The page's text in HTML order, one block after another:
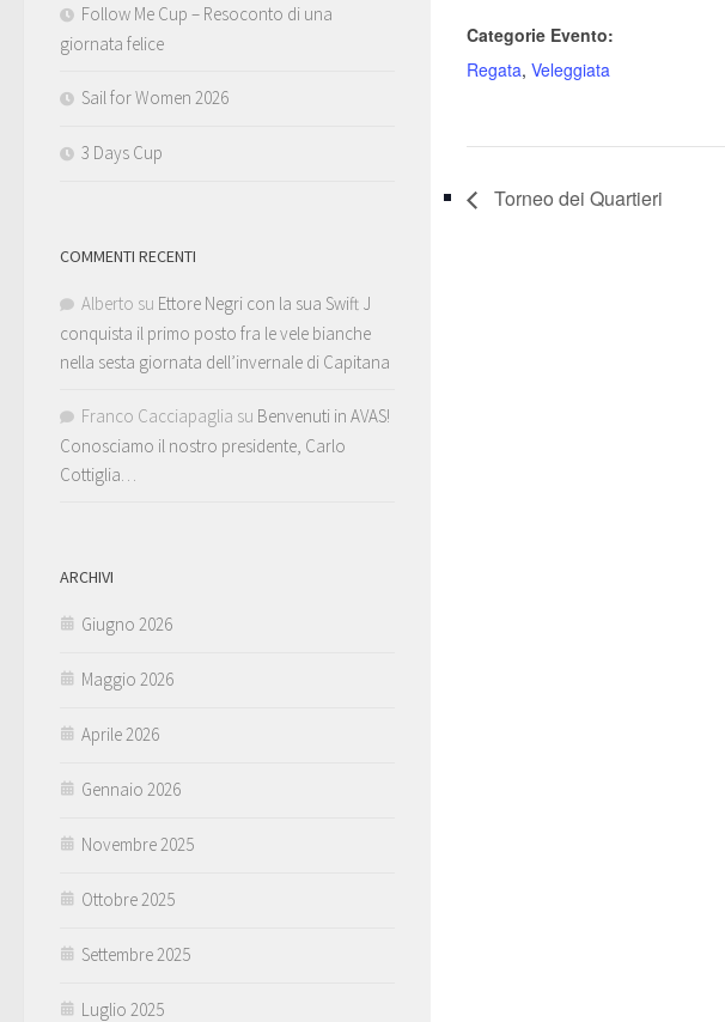
Categorie Evento:
Regata, Veleggiata
Torneo dei Quartieri
Follow Me Cup – Resoconto di una
giornata felice
Sail for Women 2026
3 Days Cup
COMMENTI RECENTI
Alberto su Ettore Negri con la sua Swift J
conquista il primo posto fra le vele bianche
nella sesta giornata dell’invernale di Capitana
Franco Cacciapaglia su Benvenuti in AVAS!
Conosciamo il nostro presidente, Carlo
Cottiglia…
ARCHIVI
Giugno 2026
Maggio 2026
Aprile 2026
Gennaio 2026
Novembre 2025
Ottobre 2025
Settembre 2025
Luglio 2025